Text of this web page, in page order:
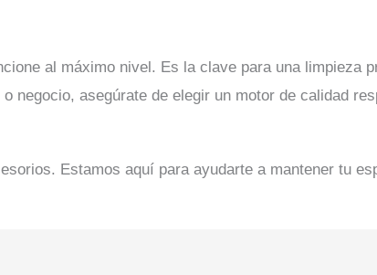
al máximo nivel. Es la clave para una limpieza
asegúrate de elegir un motor de calidad
Estamos aquí para ayudarte a mantener tu